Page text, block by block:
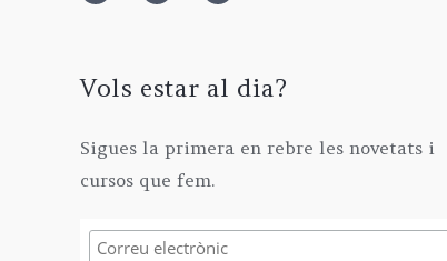
Vols estar al dia?
Sigues la primera en rebre les novetats i
cursos que fem.